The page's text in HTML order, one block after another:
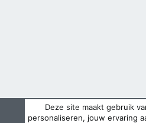
Deze site maakt gebruik
personaliseren, jouw ervaring